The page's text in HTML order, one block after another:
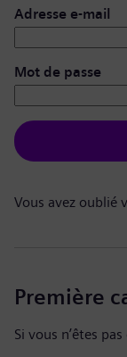
Se connecter :
Adresse e-mail
Mot de passe
Vous avez oublié
Première
Si vous n’êtes